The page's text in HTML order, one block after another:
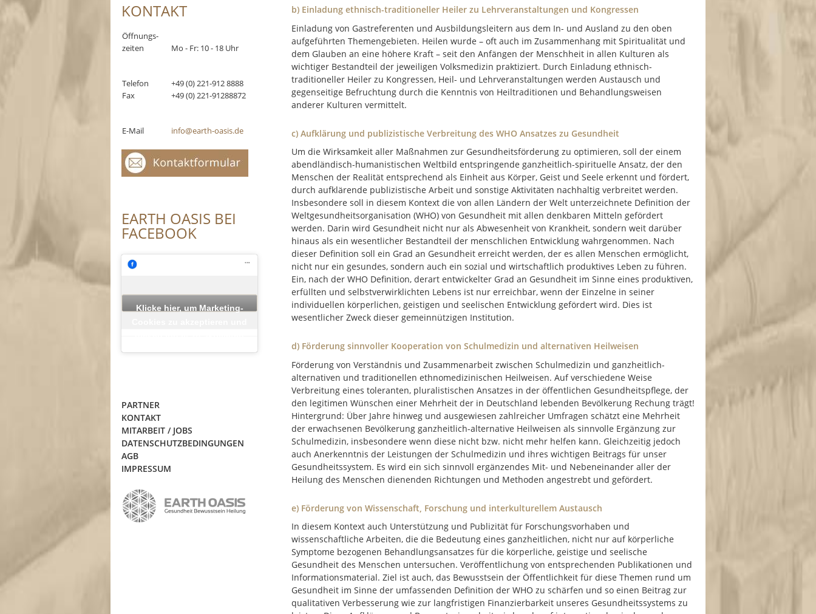
b) Einladung ethnisch-traditioneller Heiler zu Lehrveranstaltungen und Kongressen
Einladung von Gastreferenten und Ausbildungsleitern aus dem In- und Ausland zu den oben
aufgeführten Themengebieten. Heilen wurde – oft auch im Zusammenhang mit Spiritualität und
dem Glauben an eine höhere Kraft – seit den Anfängen der Menschheit in allen Kulturen als
wichtiger Bestandteil der jeweiligen Volksmedizin praktiziert. Durch Einladung ethnisch-
traditioneller Heiler zu Kongressen, Heil- und Lehrveranstaltungen werden Austausch und
gegenseitige Befruchtung durch die Kenntnis von Heiltraditionen und Behandlungsweisen
anderer Kulturen vermittelt.
c) Aufklärung und publizistische Verbreitung des WHO Ansatzes zu Gesundheit
Um die Wirksamkeit aller Maßnahmen zur Gesundheitsförderung zu optimieren, soll der einem
abendländisch-humanistischen Weltbild entspringende ganzheitlich-spirituelle Ansatz, der den
Menschen der Realität entsprechend als Einheit aus Körper, Geist und Seele erkennt und fördert,
durch aufklärende publizistische Arbeit und sonstige Aktivitäten nachhaltig verbreitet werden.
Insbesondere soll in diesem Kontext die von allen Ländern der Welt unterzeichnete Definition der
Weltgesundheitsorganisation (WHO) von Gesundheit mit allen denkbaren Mitteln gefördert
werden. Darin wird Gesundheit nicht nur als Abwesenheit von Krankheit, sondern weit darüber
hinaus als ein wesentlicher Bestandteil der menschlichen Entwicklung wahrgenommen. Nach
dieser Definition soll ein Grad an Gesundheit erreicht werden, der es allen Menschen ermöglicht,
nicht nur ein gesundes, sondern auch ein sozial und wirtschaftlich produktives Leben zu führen.
Ein, nach der WHO Definition, derart entwickelter Grad an Gesundheit im Sinne eines produktiven,
erfüllten und selbstverwirklichten Lebens ist nur erreichbar, wenn der Einzelne in seiner
individuellen körperlichen, geistigen und seelischen Entwicklung gefördert wird. Dies ist
wesentlicher Zweck dieser gemeinnützigen Institution.
d) Förderung sinnvoller Kooperation von Schulmedizin und alternativen Heilweisen
Förderung von Verständnis und Zusammenarbeit zwischen Schulmedizin und ganzheitlich-
alternativen und traditionellen ethnomedizinischen Heilweisen. Auf verschiedene Weise
Verbreitung eines toleranten, pluralistischen Ansatzes in der öffentlichen Gesundheitspflege, der
den legitimen Wünschen einer Mehrheit der in Deutschland lebenden Bevölkerung Rechung trägt!
Hintergrund: Über Jahre hinweg und ausgewiesen zahlreicher Umfragen schätzt eine Mehrheit
der erwachsenen Bevölkerung ganzheitlich-alternative Heilweisen als sinnvolle Ergänzung zur
Schulmedizin, insbesondere wenn diese nicht bzw. nicht mehr helfen kann. Gleichzeitig jedoch
auch Anerkenntnis der Leistungen der Schulmedizin und ihres wichtigen Beitrags für unser
Gesundheitssystem. Es wird ein sich sinnvoll ergänzendes Mit- und Nebeneinander aller der
Heilung des Menschen dienenden Richtungen und Methoden angestrebt und gefördert.
e) Förderung von Wissenschaft, Forschung und interkulturellem Austausch
In diesem Kontext auch Unterstützung und Publizität für Forschungsvorhaben und
wissenschaftliche Arbeiten, die die Bedeutung eines ganzheitlichen, nicht nur auf körperliche
Symptome bezogenen Behandlungsansatzes für die körperliche, geistige und seelische
Gesundheit des Menschen untersuchen. Veröffentlichung von entsprechenden Publikationen und
Informationsmaterial. Ziel ist auch, das Bewusstsein der Öffentlichkeit für diese Themen rund um
Gesundheit im Sinne der umfassenden Definition der WHO zu schärfen und so einen Beitrag zur
qualitativen Verbesserung wie zur langfristigen Finanzierbarkeit unseres Gesundheitssystems zu
KONTAKT
Öffnungs-
zeiten
Mo - Fr: 10 - 18 Uhr
Telefon
+49 (0) 221-912 8888
Fax
+49 (0) 221-91288872
E-Mail info@earth-oasis.de
EARTH OASIS BEI
FACEBOOK
Klicke hier, um Marketing-
PARTNER
KONTAKT
MITARBEIT / JOBS
DATENSCHUTZBEDINGUNGEN
AGB
IMPRESSUM